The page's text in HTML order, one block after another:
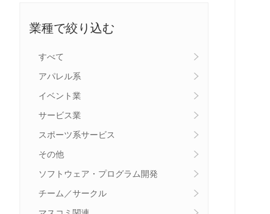
業種で絞り込む
すべて
アパレル系
イベント業
サービス業
スポーツ系サービス
その他
ソフトウェア・プログラム開発
チーム／サークル